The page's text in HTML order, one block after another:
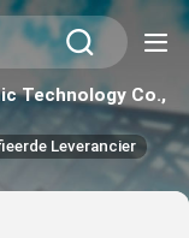
Technology Co.,
Leverancier